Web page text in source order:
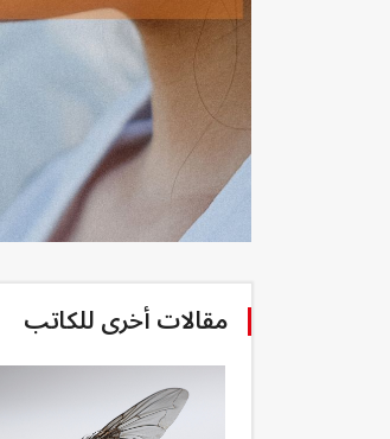
مقالات أخرى للكاتب